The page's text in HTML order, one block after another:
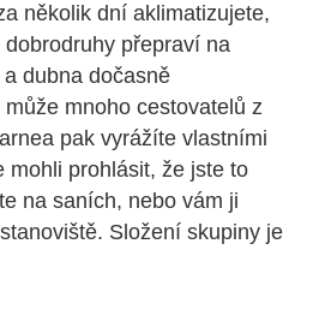
několik dní aklimatizujete,
přepraví na
dubna dočasně
mnoho cestovatelů z
pak vyrážíte vlastními
mohli prohlásit, že jste to
na saních, nebo vám ji
Složení skupiny je